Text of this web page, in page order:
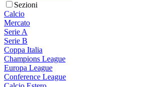
Sezioni
Calcio
Mercato
Serie A
Serie B
Coppa Italia
Champions League
Europa League
Conference League